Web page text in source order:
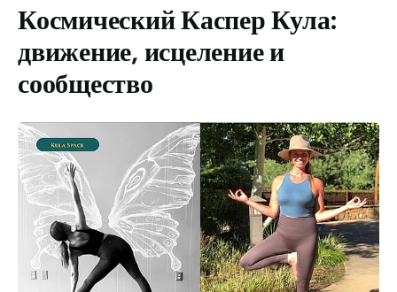
Космический Каспер Кула:
движение, исцеление и
сообщество